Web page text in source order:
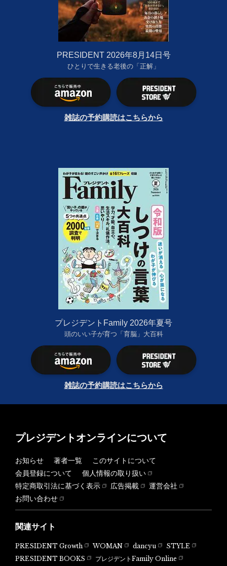
PRESIDENT 2026年8月14日号
ひとりで生きる老後の「正解」
雑誌の予約購読はこちらから
プレジデントFamily 2026年夏号
頭のいい子が育つ「育脳」大百科
雑誌の予約購読はこちらから
プレジデントオンラインについて
お知らせ 著者一覧
このサイトについて
会員登録について
個人情報の取り扱い
特定商取引法に基づく表示
広告掲載
運営会社
お問い合わせ
関連サイト
PRESIDENT Growth WOMAN dancyu
STYLE
PRESIDENT BOOKS
プレジデントFamily Online